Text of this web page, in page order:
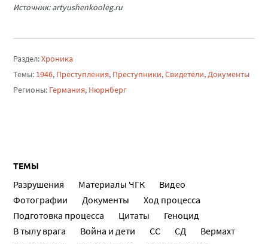
Источник: artyushenkooleg.ru
Раздел:Хроника
Темы: 1946, Преступления, Преступники,Свидетели,Документы
Регионы: Германия, Нюрнберг
ТЕМЫ
Разрушения Материалы ЧГК
Видео
Фотографии
Документы
Ход процесса
Подготовка процесса
Цитаты
Геноцид
В тылу врага
Война и дети СС СД
Вермахт